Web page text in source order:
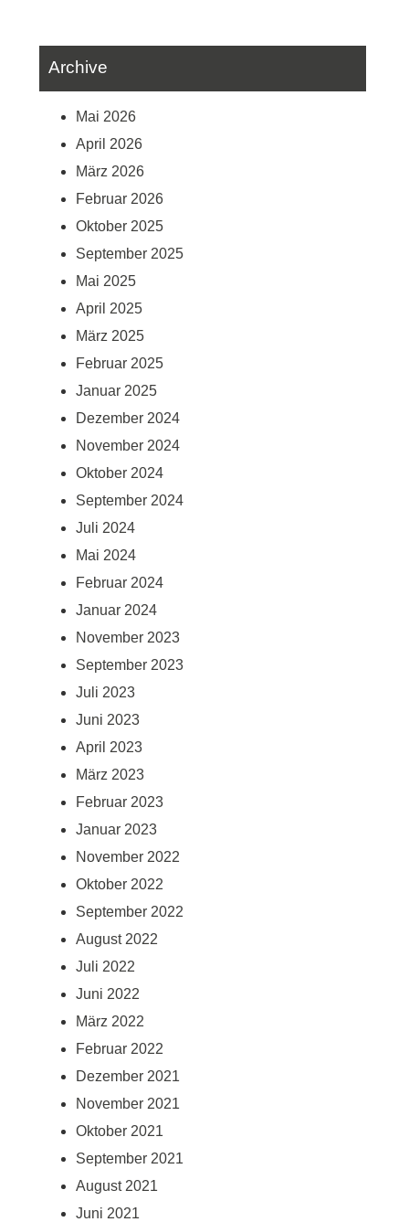
Archive
Mai 2026
April 2026
März 2026
Februar 2026
Oktober 2025
September 2025
Mai 2025
April 2025
März 2025
Februar 2025
Januar 2025
Dezember 2024
November 2024
Oktober 2024
September 2024
Juli 2024
Mai 2024
Februar 2024
Januar 2024
November 2023
September 2023
Juli 2023
Juni 2023
April 2023
März 2023
Februar 2023
Januar 2023
November 2022
Oktober 2022
September 2022
August 2022
Juli 2022
Juni 2022
März 2022
Februar 2022
Dezember 2021
November 2021
Oktober 2021
September 2021
August 2021
Juni 2021